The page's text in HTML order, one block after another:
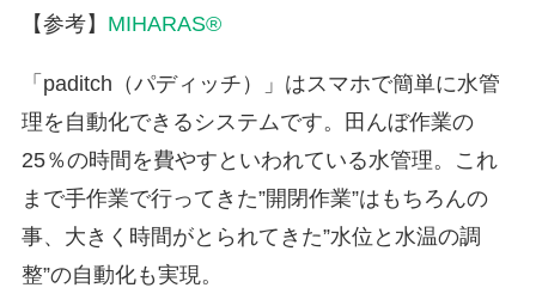
【参考】 MIHARAS®
「paditch（パディッチ）」はスマホで簡単に水管
理を自動化できるシステムです。田んぼ作業の
25％の時間を費やすといわれている水管理。これ
まで手作業で行ってきた”開閉作業”はもちろんの
事、大きく時間がとられてきた”水位と水温の調
整”の自動化も実現。